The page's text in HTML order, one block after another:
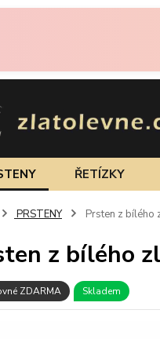
ŘETÍZKY
PRSTENY Prsten z bílého
z bílého
ZDARMA Skladem